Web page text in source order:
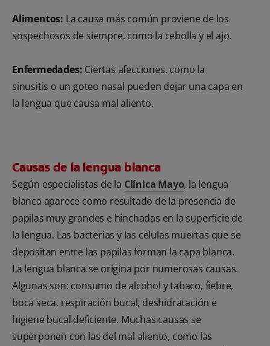
Alimentos: La causa más común proviene de los
sospechosos de siempre, como la cebolla y el ajo.
Enfermedades: Ciertas afecciones, como la
sinusitis o un goteo nasal pueden dejar una capa en
la lengua que causa mal aliento.
Causas de la lengua blanca
Según especialistas de la Clínica Mayo, la lengua
blanca aparece como resultado de la presencia de
papilas muy grandes e hinchadas en la superficie de
la lengua. Las bacterias y las células muertas que se
depositan entre las papilas forman la capa blanca.
La lengua blanca se origina por numerosas causas.
Algunas son: consumo de alcohol y tabaco, fiebre,
boca seca, respiración bucal, deshidratación e
higiene bucal deficiente. Muchas causas se
superponen con las del mal aliento, como las